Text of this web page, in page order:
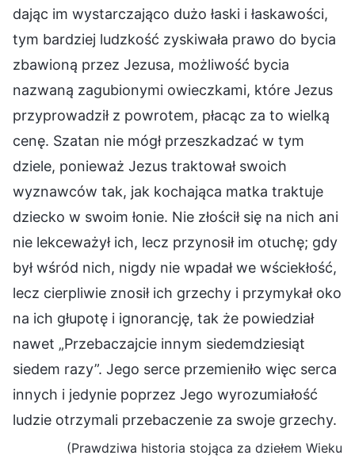
dając im wystarczająco dużo łaski i łaskawości,
tym bardziej ludzkość zyskiwała prawo do bycia
zbawioną przez Jezusa, możliwość bycia
nazwaną zagubionymi owieczkami, które Jezus
przyprowadził z powrotem, płacąc za to wielką
cenę. Szatan nie mógł przeszkadzać w tym
dziele, ponieważ Jezus traktował swoich
wyznawców tak, jak kochająca matka traktuje
dziecko w swoim łonie. Nie złościł się na nich ani
nie lekceważył ich, lecz przynosił im otuchę; gdy
był wśród nich, nigdy nie wpadał we wściekłość,
lecz cierpliwie znosił ich grzechy i przymykał oko
na ich głupotę i ignorancję, tak że powiedział
nawet „Przebaczajcie innym siedemdziesiąt
siedem razy”. Jego serce przemieniło więc serca
innych i jedynie poprzez Jego wyrozumiałość
ludzie otrzymali przebaczenie za swoje grzechy.
(Prawdziwa historia stojąca za dziełem Wieku